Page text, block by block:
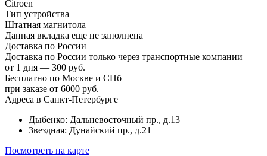
Citroen
Тип устройства
Штатная магнитола
Данная вкладка еще не заполнена
Доставка по России
Доставка по России только через транспортные компании
от 1 дня — 300 руб.
Бесплатно по Москве и СПб
при заказе от 6000 руб.
Адреса в Санкт-Петербурге
Дыбенко: Дальневосточный пр., д.13
Звездная: Дунайский пр., д.21
Посмотреть на карте